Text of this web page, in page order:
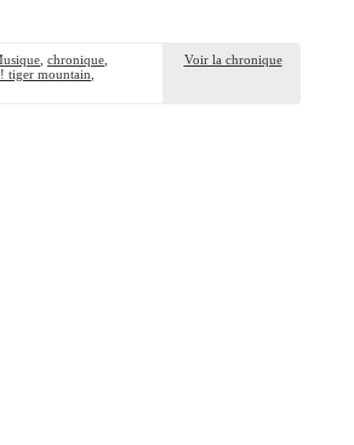
chronique
tiger mountain
Voir la chronique